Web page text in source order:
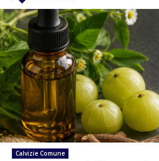
Calvizie Comune